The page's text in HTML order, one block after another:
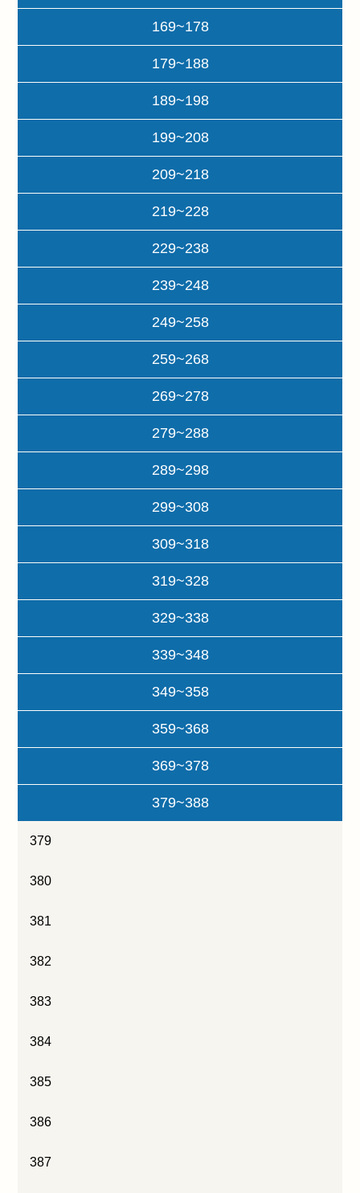
169~178
179~188
189~198
199~208
209~218
219~228
229~238
239~248
249~258
259~268
269~278
279~288
289~298
299~308
309~318
319~328
329~338
339~348
349~358
359~368
369~378
379~388
379
380
381
382
383
384
385
386
387